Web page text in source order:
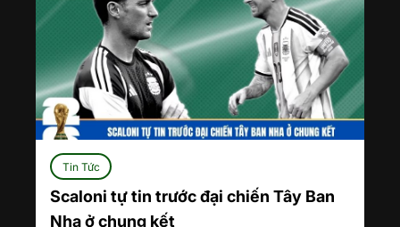
Tin Tức
Scaloni tự tin trước đại chiến Tây Ban
Nha ở chung kết